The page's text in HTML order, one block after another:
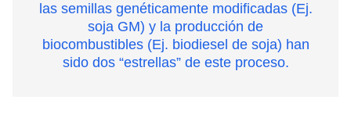
las semillas genéticamente modificadas (Ej.
soja GM) y la producción de
biocombustibles (Ej. biodiesel de soja) han
sido dos “estrellas” de este proceso.